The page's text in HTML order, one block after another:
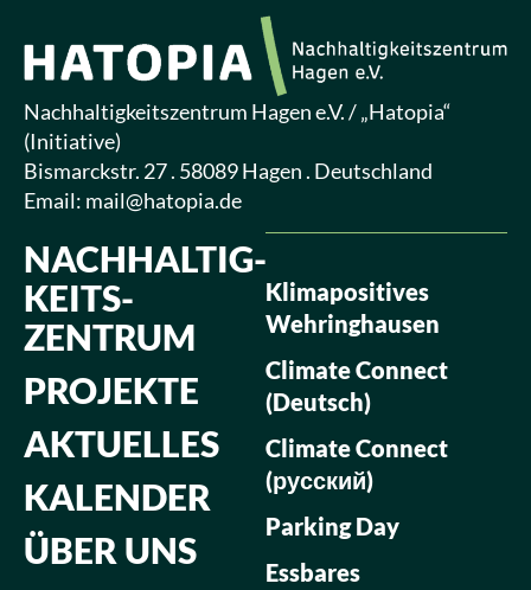
Nachhaltigkeitszentrum Hagen e.V. / „Hatopia“
(Initiative)
Bismarckstr. 27 . 58089 Hagen . Deutschland
Email: mail@hatopia.de
NACHHALTIG­
KEITS­
ZENTRUM
PROJEKTE
AKTUELLES
KALENDER
ÜBER UNS
Klimapositives
Wehringhausen
Climate Connect
(Deutsch)
Climate Connect
(русский)
Parking Day
Essbares